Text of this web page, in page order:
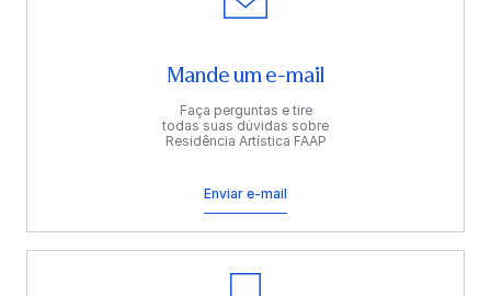
Mande um e-mail
Faça perguntas e tire
todas suas dúvidas sobre
Residência Artística FAAP
Enviar e-mail